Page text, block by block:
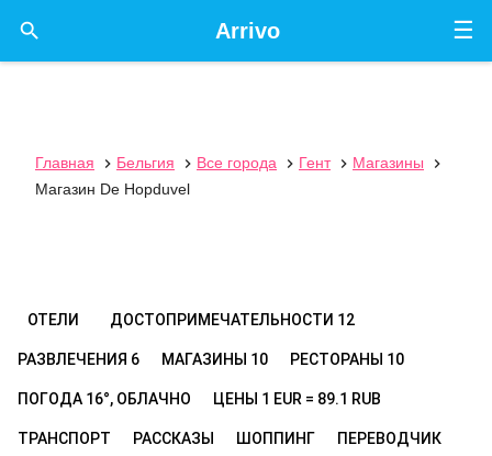
☰
Arrivo

Главная  Бельгия  Все города  Гент  Магазины

Магазин De Hopduvel
ОТЕЛИ ДОСТОПРИМЕЧАТЕЛЬНОСТИ 12
РАЗВЛЕЧЕНИЯ 6 МАГАЗИНЫ 10 РЕСТОРАНЫ 10
ПОГОДА 16°, ОБЛАЧНО ЦЕНЫ 1 EUR = 89.1 RUB
ТРАНСПОРТ РАССКАЗЫ ШОППИНГ ПЕРЕВОДЧИК